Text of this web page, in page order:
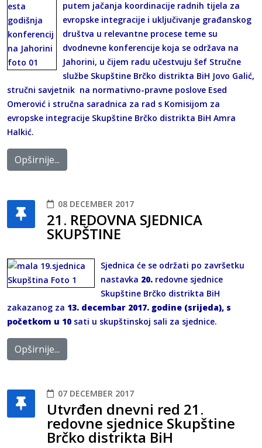
putem jačanja koordinacije radnih tijela za
evropske integracije i uključivanje građanskog
društva u relevantne procese teme su
dvodnevne konferencije koja se održava na
Jahorini, u čijem radu učestvuju šef Stručne
službe Skupštine Brčko distrikta BiH Jovo Galić,
stručni savjetnik na normativno-pravne poslove Esed
Omerović i stručna saradnica za rad s Komisijom za
evropske integracije Skupštine Brčko distrikta BiH Amra
Halkić.
Opširnije...
08 DECEMBER 2017
21. REDOVNA SJEDNICA
SKUPŠTINE
Sjednica će se održati po završetku
nastavka 20. redovne sjednice
Skupštine Brčko distrikta BiH
zakazanog za 13. decembar 2017. godine (srijeda), s
početkom u 10 sati u skupštinskoj sali za sjednice.
Opširnije...
07 DECEMBER 2017
Utvrđen dnevni red 21.
redovne sjednice Skupštine
Brčko distrikta BiH